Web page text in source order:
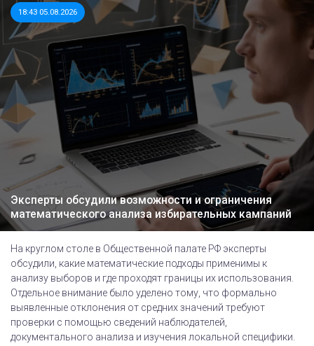
18:43 05.08.2026
Эксперты обсудили возможности и ограничения
математического анализа избирательных кампаний
На круглом столе в Общественной палате РФ эксперты
обсудили, какие математические подходы применимы к
анализу выборов и где проходят границы их использования.
Отдельное внимание было уделено тому, что формально
выявленные отклонения от средних значений требуют
проверки с помощью сведений наблюдателей,
документального анализа и изучения локальной специфики.